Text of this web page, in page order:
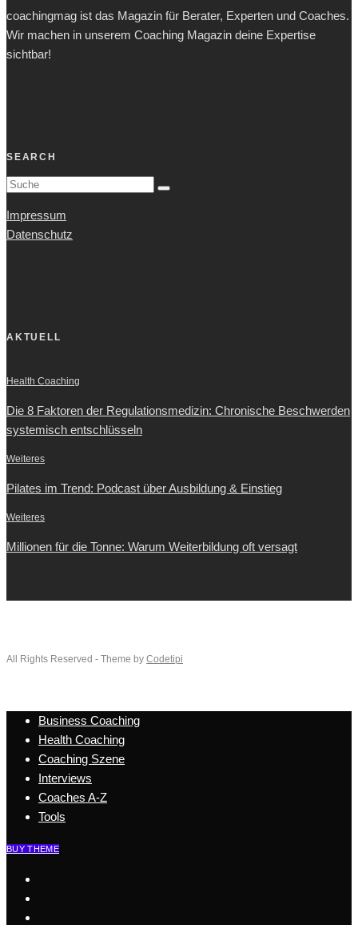
coachingmag ist das Magazin für Berater, Experten und Coaches.
Wir machen in unserem Coaching Magazin deine Expertise
sichtbar!
SEARCH
Impressum
Datenschutz
AKTUELL
Health Coaching
Die 8 Faktoren der Regulationsmedizin: Chronische Beschwerden
systemisch entschlüsseln
Weiteres
Pilates im Trend: Podcast über Ausbildung & Einstieg
Weiteres
Millionen für die Tonne: Warum Weiterbildung oft versagt
All Rights Reserved - Theme by Codetipi
Business Coaching
Health Coaching
Coaching Szene
Interviews
Coaches A-Z
Tools
BUY THEME